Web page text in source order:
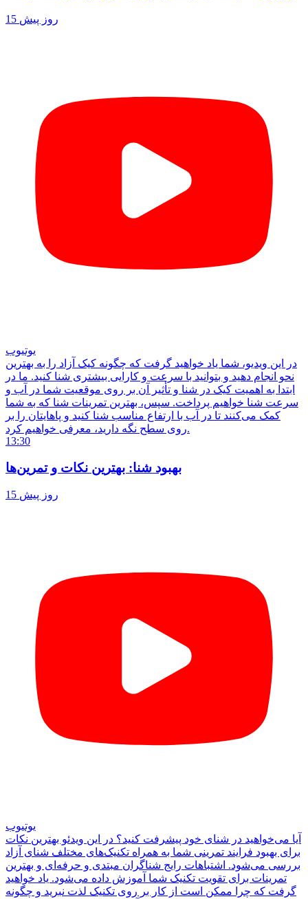
15 روز پیش
یوتیوب
در این ویدیو، شما یاد خواهید گرفت که چگونه کیک آزاد را به بهترین
نحو انجام دهید و بتوانید با سرعت و کارایی بیشتری شنا کنید. ما در
ابتدا به اهمیت کیک در شنا و تأثیر آن بر روی موقعیت شما در آب و
سرعت شنا خواهیم پرداخت. سپس، بهترین تمرینات شنا که به شما
کمک می‌کنند تا در آب با ارتفاع مناسب شنا کنید و پاهایتان را بر
روی سطح نگه دارید، معرفی خواهیم کرد.
13:30
بهبود شنا: بهترین نکات و تمرین‌ها
15 روز پیش
یوتیوب
آیا می‌خواهید در شنای خود پیشرفت کنید؟ در این ویدئو بهترین نکات
برای بهبود فرایند تمرینی شما به همراه تکنیک‌های مختلف شنای آزاد
بررسی می‌شود. اشتباهات رایج شناگران مبتدی و حرفه‌ای و بهترین
تمرینات برای تقویت تکنیک شما آموزش داده می‌شود. یاد خواهید
گرفت که چرا ممکن است از کار بر روی تکنیک لذت نبرید و چگونه